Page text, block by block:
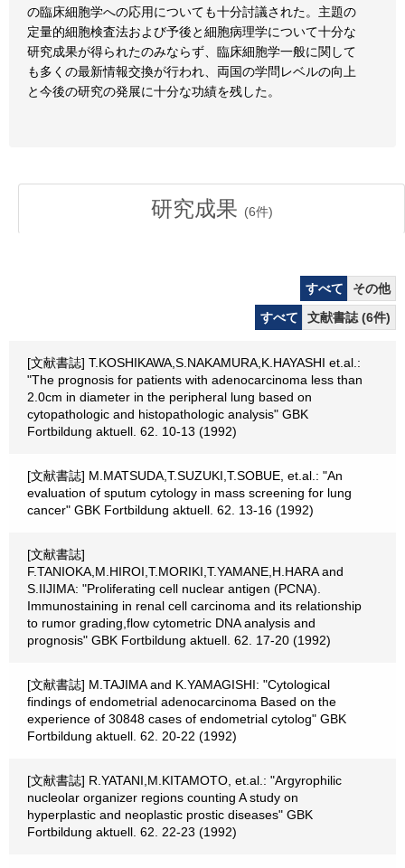
の臨床細胞学への応用についても十分討議された。主題の
定量的細胞検査法および予後と細胞病理学について十分な
研究成果が得られたのみならず、臨床細胞学一般に関して
も多くの最新情報交換が行われ、両国の学問レベルの向上
と今後の研究の発展に十分な功績を残した。
研究成果 (6件)
すべて
その他
すべて
文献書誌 (6件)
[文献書誌] T.KOSHIKAWA,S.NAKAMURA,K.HAYASHI et.al.:
"The prognosis for patients with adenocarcinoma less than
2.0cm in diameter in the peripheral lung based on
cytopathologic and histopathologic analysis" GBK
Fortbildung aktuell. 62. 10-13 (1992)
[文献書誌] M.MATSUDA,T.SUZUKI,T.SOBUE, et.al.: "An
evaluation of sputum cytology in mass screening for lung
cancer" GBK Fortbildung aktuell. 62. 13-16 (1992)
[文献書誌]
F.TANIOKA,M.HIROI,T.MORIKI,T.YAMANE,H.HARA and
S.IIJIMA: "Proliferating cell nuclear antigen (PCNA).
Immunostaining in renal cell carcinoma and its relationship
to rumor grading,flow cytometric DNA analysis and
prognosis" GBK Fortbildung aktuell. 62. 17-20 (1992)
[文献書誌] M.TAJIMA and K.YAMAGISHI: "Cytological
findings of endometrial adenocarcinoma Based on the
experience of 30848 cases of endometrial cytolog" GBK
Fortbildung aktuell. 62. 20-22 (1992)
[文献書誌] R.YATANI,M.KITAMOTO, et.al.: "Argyrophilic
nucleolar organizer regions counting A study on
hyperplastic and neoplastic prostic diseases" GBK
Fortbildung aktuell. 62. 22-23 (1992)